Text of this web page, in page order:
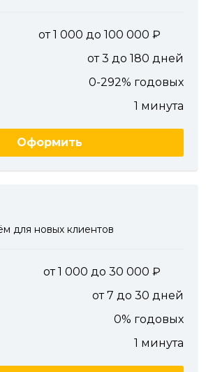
от 1 000 до 100 000
от 3 до 180 дней
0-292% годовых
1 минута
Оформить
для новых клиентов
от 1 000 до 30 000
от 7 до 30 дней
0% годовых
1 минута